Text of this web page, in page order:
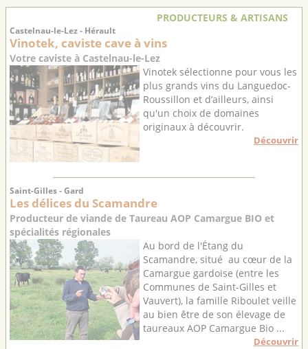
PRODUCTEURS & ARTISANS
Castelnau-le-Lez - Hérault
Vinotek, caviste cave à vins
Votre caviste à Castelnau-le-Lez
Vinotek sélectionne pour vous les
plus grands vins du Languedoc-
Roussillon et d’ailleurs, ainsi
qu'un choix de domaines
originaux à découvrir.
Découvrir
Saint-Gilles - Gard
Les délices du Scamandre
Producteur de viande de Taureau AOP Camargue BIO et
spécialités régionales
Au bord de l'Étang du
Scamandre, situé au cœur de la
Camargue gardoise (entre les
Communes de Saint-Gilles et
Vauvert), la famille Riboulet veille
au bien être de son élevage de
taureaux AOP Camargue Bio ...
Découvrir